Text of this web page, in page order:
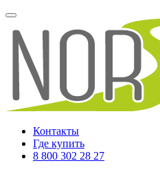
Контакты
Где купить
8 800 302 28 27